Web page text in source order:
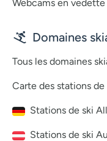
Webcams en vedette
Domaines
Tous les domaines
Carte des stations de
Stations de ski
Stations de ski